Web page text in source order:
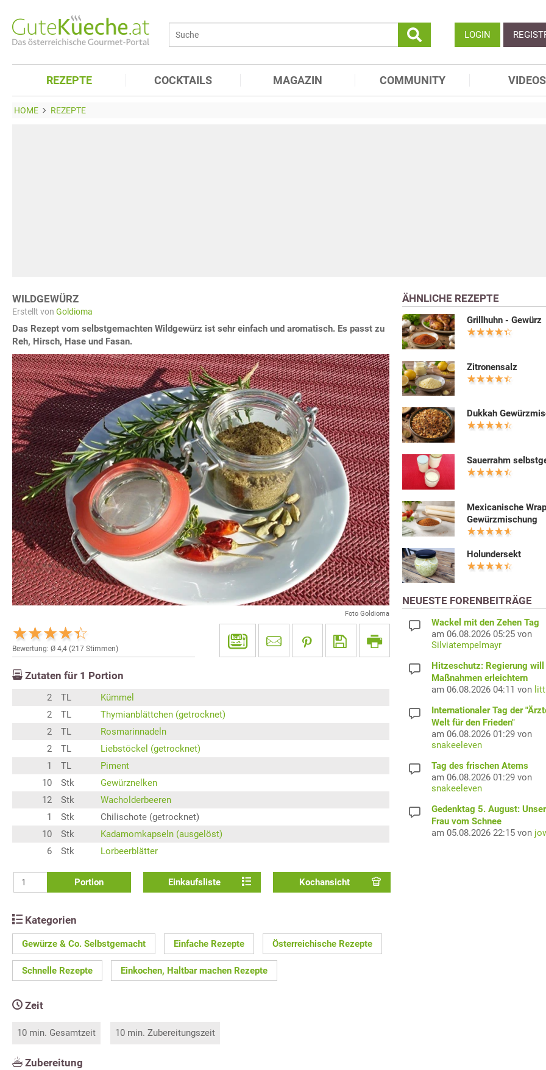
LOGIN
REZEPTE COCKTAILS MAGAZIN COMMUNITY VIDEOS
HOME REZEPTE
WILDGEWÜRZ
Erstellt von Goldioma
Das Rezept vom selbstgemachten Wildgewürz ist sehr einfach und aromatisch. Es passt zu
Reh, Hirsch, Hase und Fasan.
Foto Goldioma
Bewertung: Ø 4,4 (217 Stimmen)
Zutaten für 1 Portion
2 TL
Kümmel
2
TL
Thymianblättchen (getrocknet)
2
TL
Rosmarinnadeln
2
TL
Liebstöckel (getrocknet)
1
TL
Piment
10
Stk
Gewürznelken
12
Stk
Wacholderbeeren
1
Stk
Chilischote (getrocknet)
10
Stk
Kadamomkapseln (ausgelöst)
6
Stk Lorbeerblätter
Portion Einkaufsliste Kochansicht
Kategorien
Gewürze & Co. Selbstgemacht Einfache Rezepte Österreichische Rezepte
Schnelle Rezepte Einkochen, Haltbar machen Rezepte
Zeit
10 min. Gesamtzeit 10 min. Zubereitungszeit
Zubereitung
ÄHNLICHE REZEPTE
Grillhuhn - Gewürz
Zitronensalz
Dukkah
Sauerrahm
Mexicanische
Gewürzmischung
Holundersekt
NEUESTE FORENBEITRÄGE
Wackel mit den Zehen Tag
am 06.08.2026 05:25 von
Silviatempelmayr
Hitzeschutz: Regierung will
Maßnahmen erleichtern
am 06.08.2026 04:11 von
Internationaler Tag der
Welt für den Frieden"
am 06.08.2026 01:29 von
snakeeleven
Tag des frischen Atems
am 06.08.2026 01:29 von
snakeeleven
Gedenktag 5. August:
Frau vom Schnee
am 05.08.2026 22:15 von